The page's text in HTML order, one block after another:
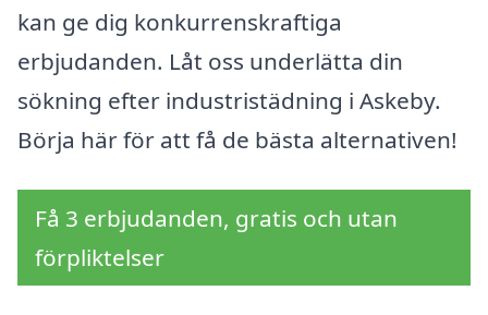
kan ge dig konkurrenskraftiga
erbjudanden. Låt oss underlätta din
sökning efter industristädning i Askeby.
Börja här för att få de bästa alternativen!
Få 3 erbjudanden, gratis och utan
förpliktelser